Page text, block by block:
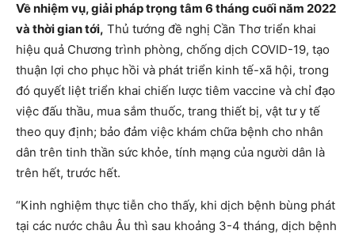
Về nhiệm vụ, giải pháp trọng tâm 6 tháng cuối năm 2022
và thời gian tới, Thủ tướng đề nghị Cần Thơ triển khai
hiệu quả Chương trình phòng, chống dịch COVID-19, tạo
thuận lợi cho phục hồi và phát triển kinh tế-xã hội, trong
đó quyết liệt triển khai chiến lược tiêm vaccine và chỉ đạo
việc đấu thầu, mua sắm thuốc, trang thiết bị, vật tư y tế
theo quy định; bảo đảm việc khám chữa bệnh cho nhân
dân trên tinh thần sức khỏe, tính mạng của người dân là
trên hết, trước hết.
“Kinh nghiệm thực tiễn cho thấy, khi dịch bệnh bùng phát
tại các nước châu Âu thì sau khoảng 3-4 tháng, dịch bệnh